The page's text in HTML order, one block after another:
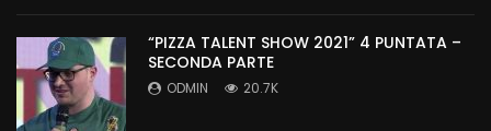
“PIZZA TALENT SHOW 2021” 4 PUNTATA –
SECONDA PARTE
ODMIN 20.7K